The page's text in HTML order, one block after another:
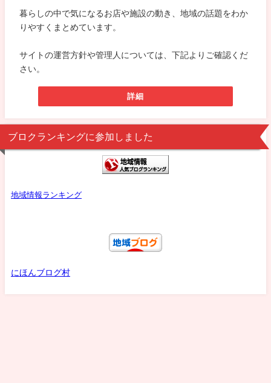
暮らしの中で気になるお店や施設の動き、地域の話題をわか
りやすくまとめています。
サイトの運営方針や管理人については、下記よりご確認くだ
さい。
詳細
ブロクランキングに参加しました
地域情報ランキング
にほんブログ村